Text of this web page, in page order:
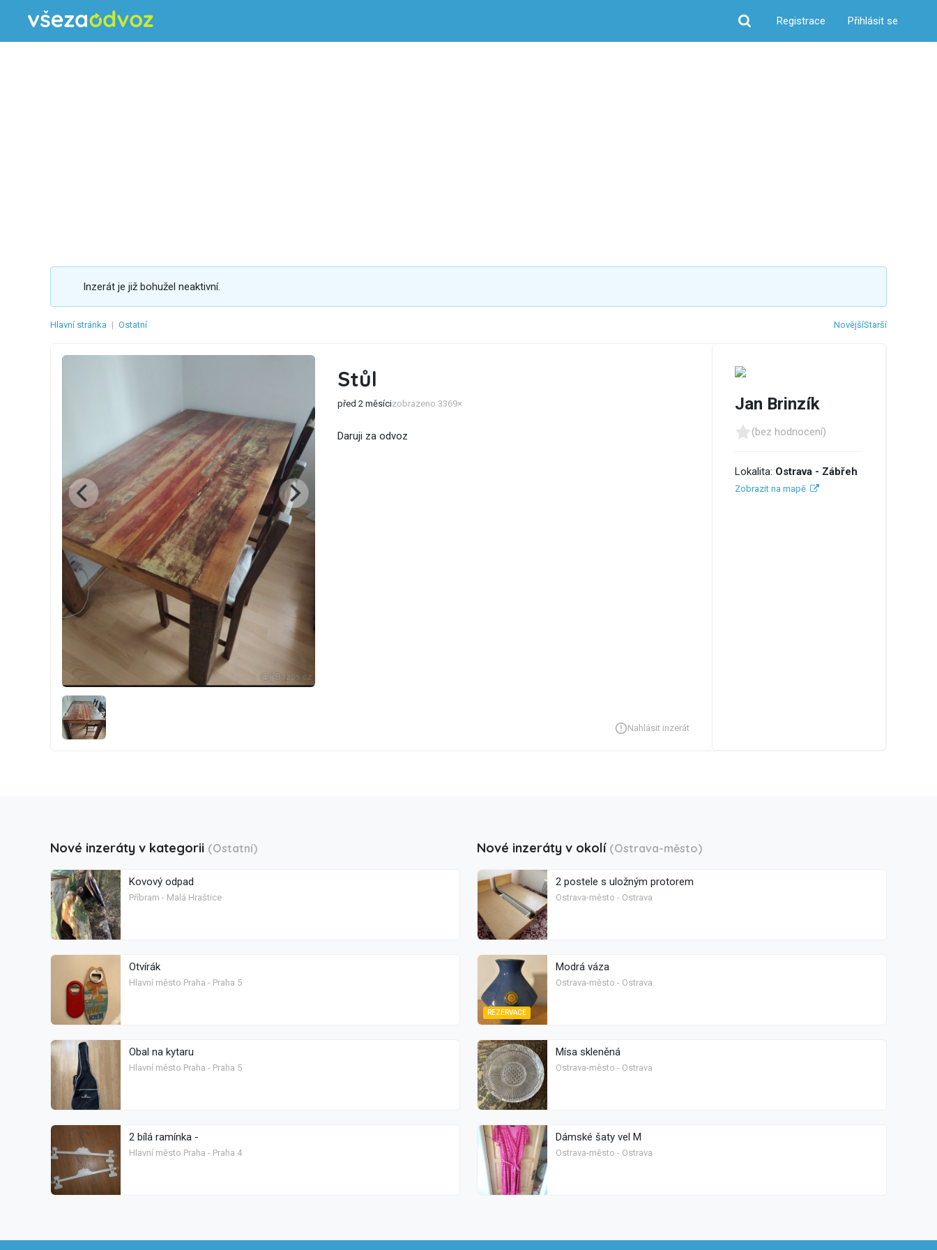
Hledat
Registrace Přihlásit se
Inzerát je již bohužel neaktivní.
Hlavní stránka | Ostatní NovějšíStarší
Stůl
před 2 měsícizobrazeno 3369×
Daruji za odvoz
Nahlásit inzerát
Jan Brinzík
(bez hodnocení)
Lokalita: Ostrava - Zábřeh
Zobrazit na mapě
Nové inzeráty v kategorii (Ostatní)
Kovový odpad
Příbram - Malá Hraštice
Otvírák
Hlavní město Praha - Praha 5
Obal na kytaru
Hlavní město Praha - Praha 5
2 bílá ramínka -
Hlavní město Praha - Praha 4
Nové inzeráty v okolí (Ostrava-město)
2 postele s uložným protorem
Ostrava-město - Ostrava
REZERVACE
Modrá váza
Ostrava-město - Ostrava
Mísa skleněná
Ostrava-město - Ostrava
Dámské šaty vel M
Ostrava-město - Ostrava